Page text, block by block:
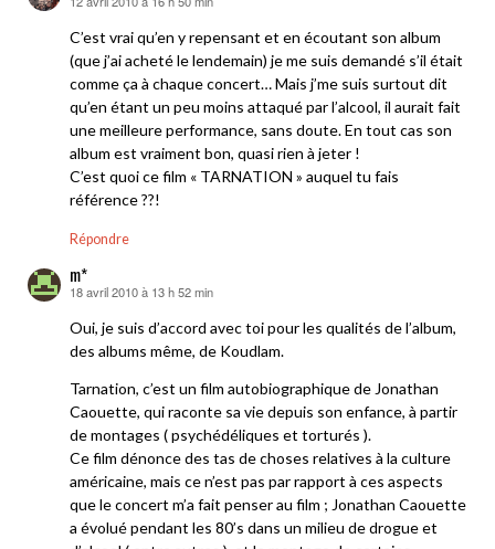
dit :
C’est vrai qu’en y repensant et en écoutant son album
(que j’ai acheté le lendemain) je me suis demandé s’il était
comme ça à chaque concert… Mais j’me suis surtout dit
qu’en étant un peu moins attaqué par l’alcool, il aurait fait
une meilleure performance, sans doute. En tout cas son
album est vraiment bon, quasi rien à jeter !
C’est quoi ce film « TARNATION » auquel tu fais
référence ??!
Répondre
m*
dit :
18 avril 2010 à 13 h 52 min
Oui, je suis d’accord avec toi pour les qualités de l’album,
des albums même, de Koudlam.
Tarnation, c’est un film autobiographique de Jonathan
Caouette, qui raconte sa vie depuis son enfance, à partir
de montages ( psychédéliques et torturés ).
Ce film dénonce des tas de choses relatives à la culture
américaine, mais ce n’est pas par rapport à ces aspects
que le concert m’a fait penser au film ; Jonathan Caouette
a évolué pendant les 80’s dans un milieu de drogue et